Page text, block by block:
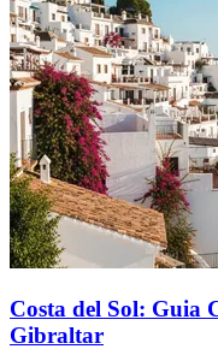
Costa del Sol: Guia
Gibraltar